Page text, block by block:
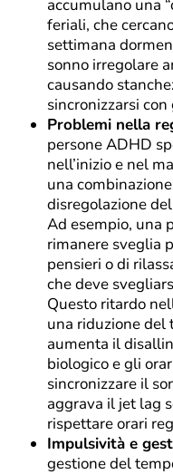
accumulano una
feriali, che
settimana
sonno irregolare
causando
sincronizzarsi
Problemi nella
persone ADHD
nell’inizio e nel
una
disregolazione
Ad esempio, una
rimanere sveglia
pensieri o di
che deve
Questo ritardo
una riduzione del
aumenta il
biologico e gli
sincronizzare il
aggrava il jet lag
rispettare orari
Impulsività e
gestione del